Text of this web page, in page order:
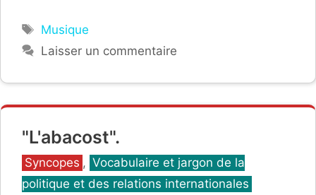
Étiquettes
Musique
Laisser un commentaire
"L'abacost".
Catégories
Syncopes , Vocabulaire et jargon de la
politique et des relations internationales